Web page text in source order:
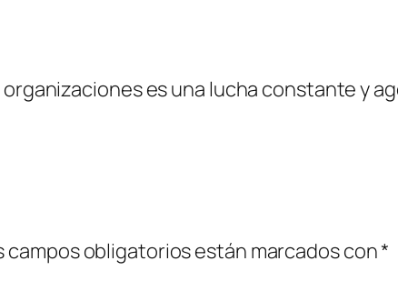
es una lucha constante y
campos obligatorios están marcados con*